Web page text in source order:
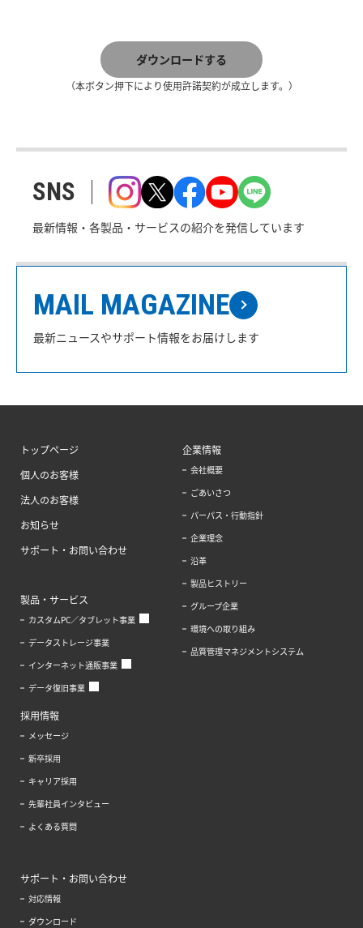
ダウンロードする
（本ボタン押下により使用許諾契約が成立します。）
SNS
最新情報・各製品・サービスの紹介を発信しています
MAIL MAGAZINE
最新ニュースやサポート情報をお届けします
トップページ
個人のお客様
法人のお客様
お知らせ
サポート・お問い合わせ
製品・サービス
カスタムPC／タブレット事業
データストレージ事業
インターネット通販事業
データ復旧事業
企業情報
会社概要
ごあいさつ
パーパス・行動指針
企業理念
沿革
製品ヒストリー
グループ企業
環境への取り組み
品質管理マネジメントシステム
採用情報
メッセージ
新卒採用
キャリア採用
先輩社員インタビュー
よくある質問
サポート・お問い合わせ
対応情報
ダウンロード